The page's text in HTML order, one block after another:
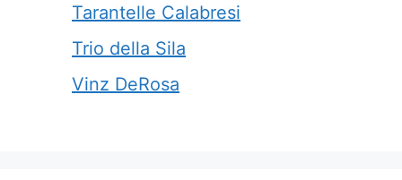
Tarantelle Calabresi
Trio della Sila
Vinz DeRosa